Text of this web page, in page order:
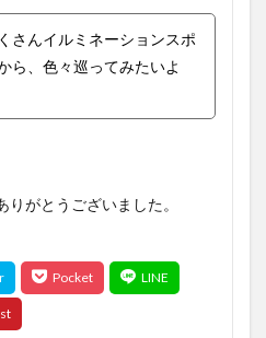
さんイルミネーションスポ
ら、色々巡ってみたいよ
がとうございました。